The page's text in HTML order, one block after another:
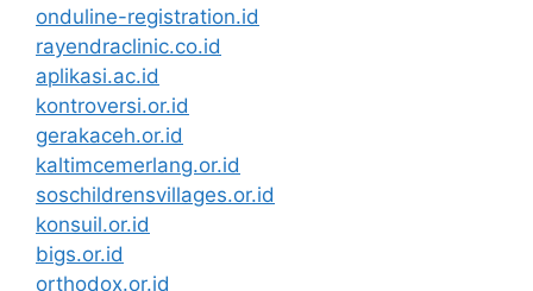
onduline-registration.id
rayendraclinic.co.id
aplikasi.ac.id
kontroversi.or.id
gerakaceh.or.id
kaltimcemerlang.or.id
soschildrensvillages.or.id
konsuil.or.id
bigs.or.id
orthodox.or.id